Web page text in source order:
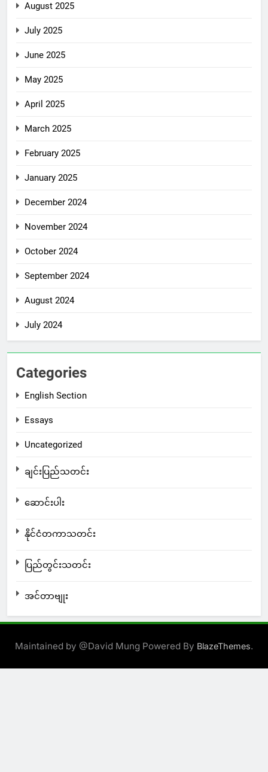
August 2025
July 2025
June 2025
May 2025
April 2025
March 2025
February 2025
January 2025
December 2024
November 2024
October 2024
September 2024
August 2024
July 2024
Categories
English Section
Essays
Uncategorized
ချင်းပြည်သတင်း
ဆောင်းပါး
နိုင်ငံတကာသတင်း
ပြည်တွင်းသတင်း
အင်တာဗျုး
Maintained by @David Mung Powered By BlazeThemes.